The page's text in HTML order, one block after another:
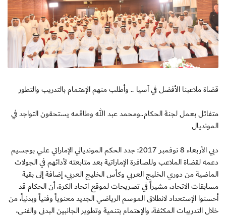
قضاة ملاعبنا الأفضل في آسيا .. وأطلب منهم الإهتمام بالتدريب والتطور
متفائل بعمل لجنة الحكام..ومحمد عبد الله وطاقمه يستحقون التواجد في
المونديال
دبي الأربعاء 8 نوفمبر 2017: جدد الحكم المونديالي الإماراتي علي بوجسيم
دعمه لقضاة الملاعب وللصافرة الإماراتية بعد متابعته لأدائهم في الجولات
الماضية من دوري الخليج العربي وكأس الخليج العربي، إضافة إلى بقية
مسابقات الاتحاد، مشيراً في تصريحات لموقع اتحاد الكرة، أن الحكام قد
أحسنوا الإستعداد لانطلاق الموسم الرياضي الجديد معنوياً وفنياً وبدنياً، من
خلال التدريبات المكثفة، والإهتمام بتنمية وتطوير الجانبين البدني والفني،